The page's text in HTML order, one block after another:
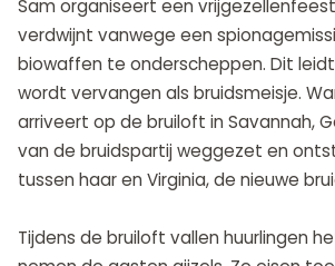
Sam organiseert een
verdwijnt vanwege een
biowaffen te onderscheppen. Dit
wordt vervangen als bruidsmeisje.
arriveert op de bruiloft in Savannah,
van de bruidspartij weggezet en
tussen haar en Virginia, de nieuwe
Tijdens de bruiloft vallen huurlingen